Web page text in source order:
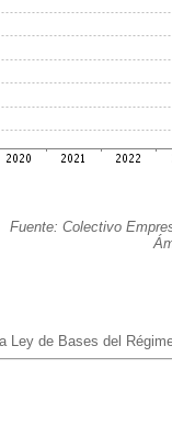
Fuente: Colectivo
de Bases del